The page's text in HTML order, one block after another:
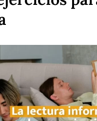
Thriller
Ficción
Horror
Humor gráfico-
Comic